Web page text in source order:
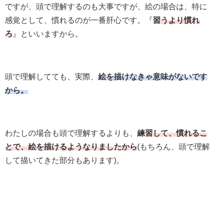
ですが、頭で理解するのも大事ですが、絵の場合は、特に
感覚として、慣れるのが一番肝心です。『習うより慣れ
ろ 』といいますから。
頭で理解してても、実際、 絵を描けなきゃ意味がないです
から。
わたしの場合も頭で理解するよりも、 練習して、慣れるこ
とで、絵を描けるようなりましたから(もちろん、頭で理解
して描いてきた部分もあります)。